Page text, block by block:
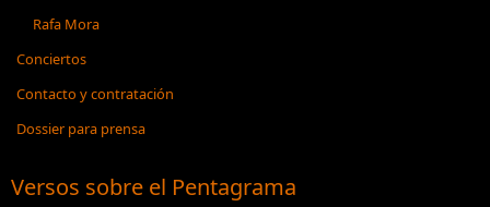
Rafa Mora
Conciertos
Contacto y contratación
Dossier para prensa
Versos sobre el Pentagrama